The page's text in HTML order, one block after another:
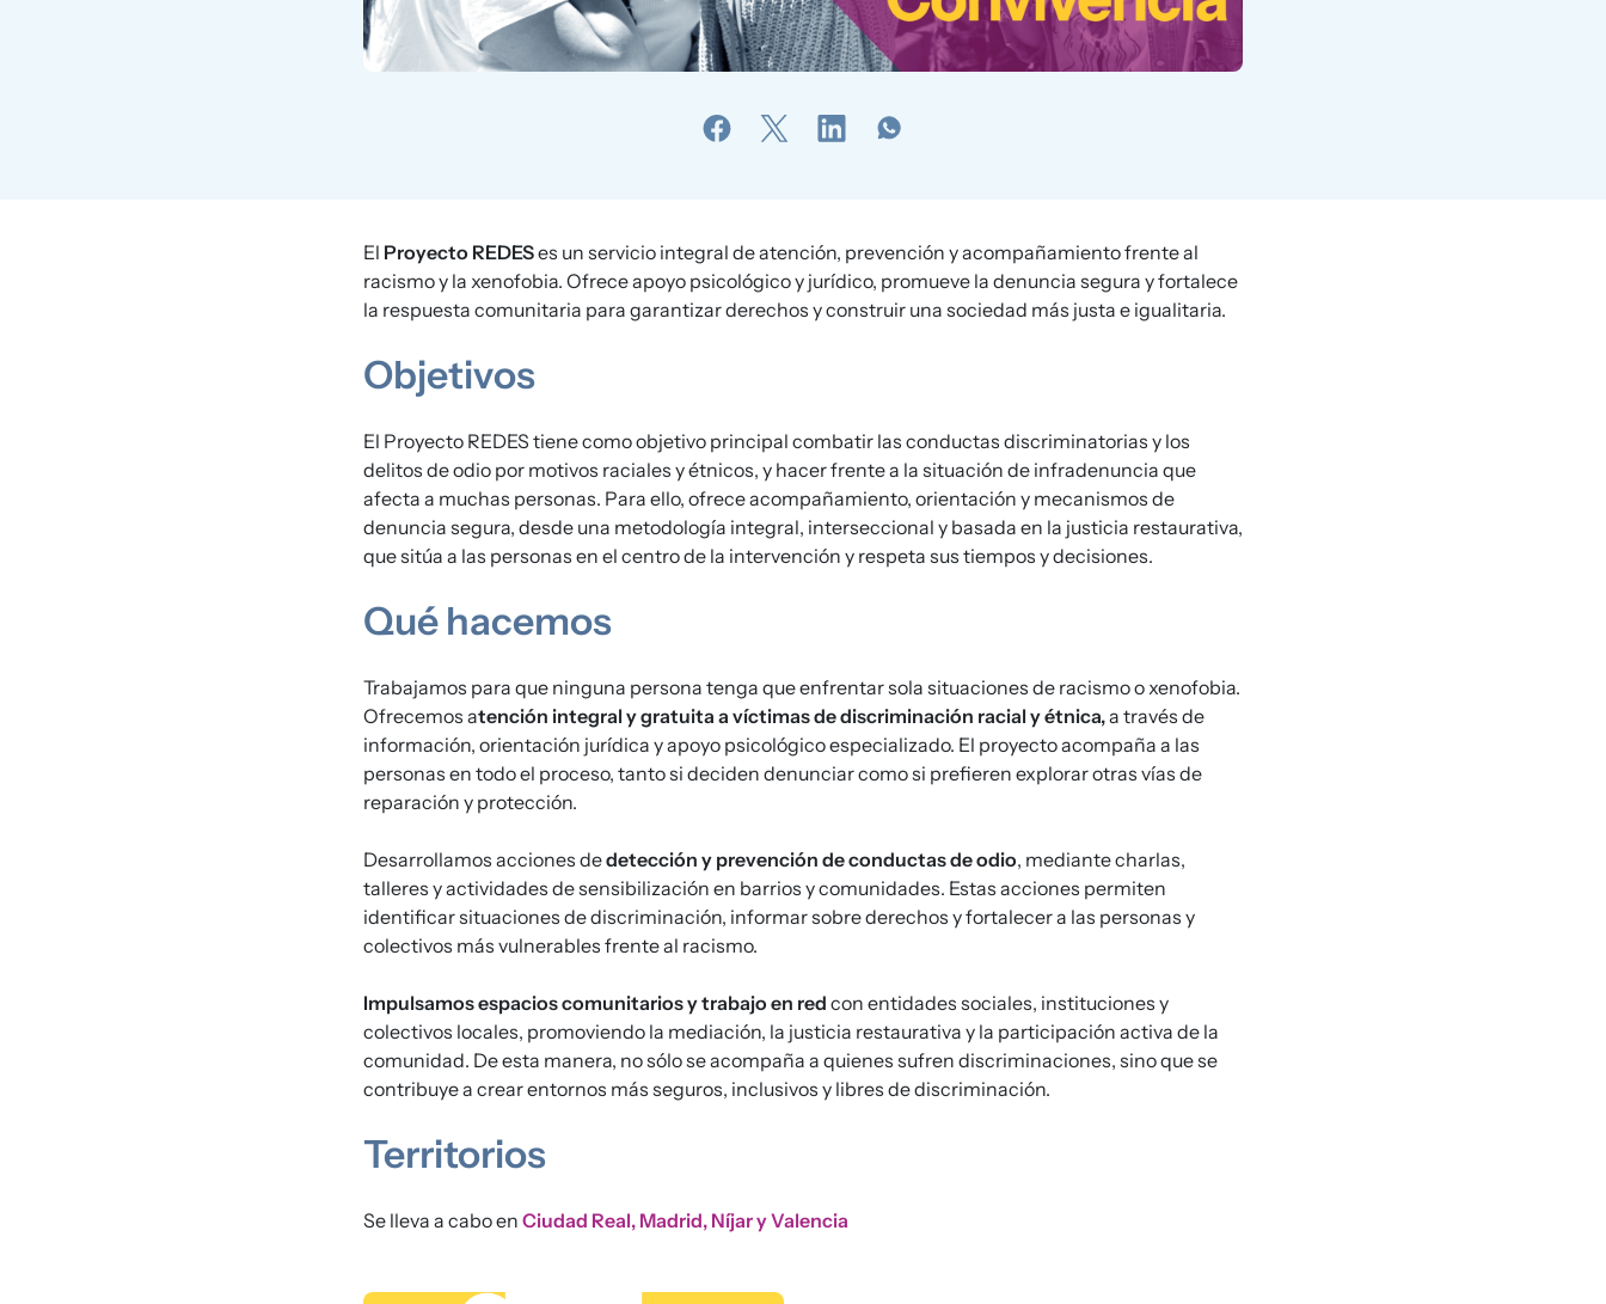
El Proyecto REDESes un servicio integral de atención, prevención y acompañamiento frente al
racismo y la xenofobia. Ofrece apoyo psicológico y jurídico, promueve la denuncia segura y fortalece
la respuesta comunitaria para garantizar derechos y construir una sociedad más justa e igualitaria.
Objetivos
El Proyecto REDES tiene como objetivo principal combatir las conductas discriminatorias y los
delitos de odio por motivos raciales y étnicos, y hacer frente a la situación de infradenuncia que
afecta a muchas personas. Para ello, ofrece acompañamiento, orientación y mecanismos de
denuncia segura, desde una metodología integral, interseccional y basada en la justicia restaurativa,
que sitúa a las personas en el centro de la intervención y respeta sus tiempos y decisiones.
Qué hacemos
Trabajamos para que ninguna persona tenga que enfrentar sola situaciones de racismo o xenofobia.
Ofrecemos atención integral y gratuita a víctimas de discriminación racial y étnica,a través de
información, orientación jurídica y apoyo psicológico especializado. El proyecto acompaña a las
personas en todo el proceso, tanto si deciden denunciar como si prefieren explorar otras vías de
reparación y protección.
Desarrollamos acciones dedetección y prevención de conductas de odio, mediante charlas,
talleres y actividades de sensibilización en barrios y comunidades. Estas acciones permiten
identificar situaciones de discriminación, informar sobre derechos y fortalecer a las personas y
colectivos más vulnerables frente al racismo.
Impulsamos espacios comunitarios y trabajo en red con entidades sociales, instituciones y
colectivos locales, promoviendo la mediación, la justicia restaurativa y la participación activa de la
comunidad. De esta manera, no sólo se acompaña a quienes sufren discriminaciones, sino que se
contribuye a crear entornos más seguros, inclusivos y libres de discriminación.
Territorios
Se lleva a cabo en Ciudad Real, Madrid, Níjar y Valencia